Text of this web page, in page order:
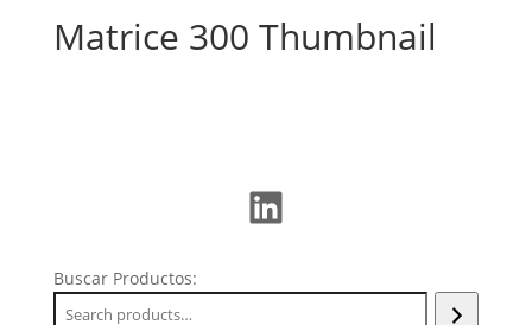
Matrice 300 Thumbnail
LinkedIn
Buscar Productos: